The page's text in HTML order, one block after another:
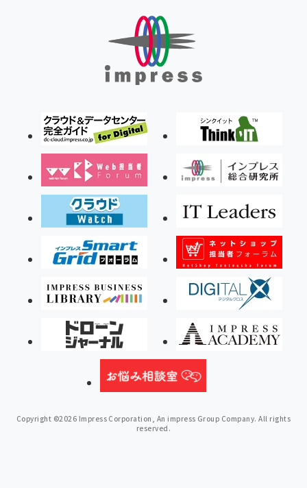
Copyright ©2026 Impress Corporation, An impress Group Company. All rights
reserved.